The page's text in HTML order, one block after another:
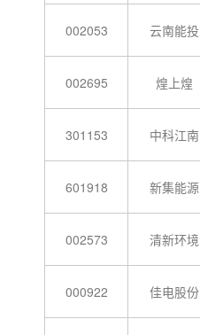
002053 云南能投
002695 煌上煌
301153 中科江南
601918 新集能源
002573 清新环境
000922 佳电股份